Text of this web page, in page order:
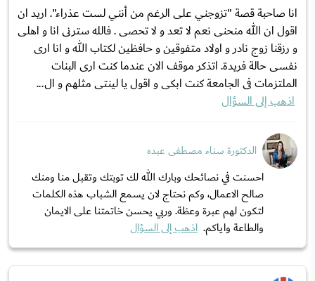
انا صاحبة قصة "تزوجني على الرغم من أنني لست عذراء". اريد ان
اقول ان الله منحنى نعم لا تعد و لا تحصى . فالله سترنى انا و اهلى
و رزقنا زوج نادر و اولاد متفوقين و حافظين لكتاب الله و انا ارى
نفسى حالة فريدة. اتذكر موقف الان عندما كنت ارى البنات
الملتزمات فى الجامعة كنت ابكى و اقول يا لينتى مثلهم و ال...
اذهب إلى السؤال
الدكتورة سناء مصطفى عبده
احسنت في نصائحك وبارك الله لك توبتك وتقبل منا ومنك
صالح الاعمال، وكم نحتاج لان يسمع الشباب هذه الكلمات
لتكون لهم عبرة وعظة. وربي يحسن خاتمتنا على الايمان
والطاعة واياكم. اذهب إلى السؤال